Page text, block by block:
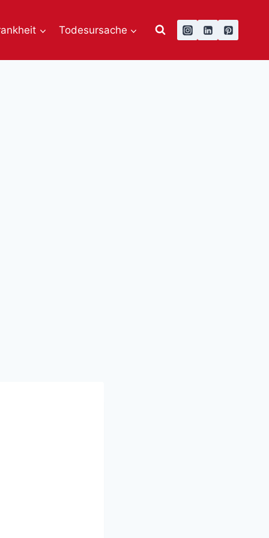
Todesursache